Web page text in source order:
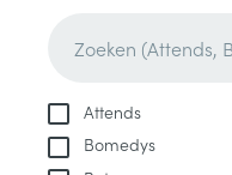
Attends
Bomedys